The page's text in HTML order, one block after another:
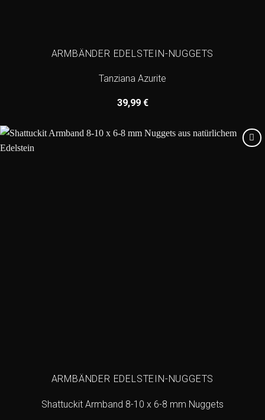
ARMBÄNDER EDELSTEIN-NUGGETS
Tanziana Azurite
39,99 €
ARMBÄNDER EDELSTEIN-NUGGETS
Shattuckit Armband 8-10 x 6-8 mm Nuggets